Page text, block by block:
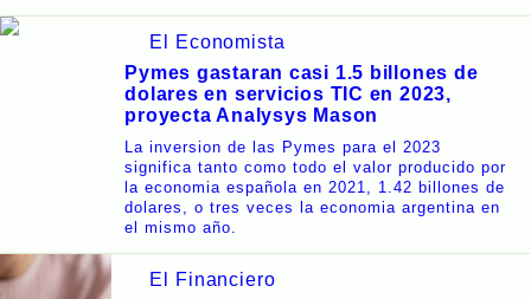
El Economista
Pymes gastaran casi 1.5 billones de
dolares en servicios TIC en 2023,
proyecta Analysys Mason
La inversion de las Pymes para el 2023
significa tanto como todo el valor producido por
la economia española en 2021, 1.42 billones de
dolares, o tres veces la economia argentina en
el mismo año.
El Financiero